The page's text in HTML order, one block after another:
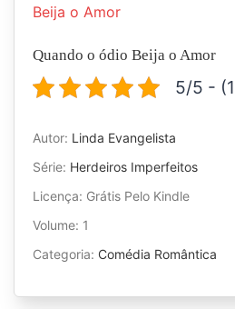
Beija o Amor
Quando o ódio Beija o Amor
5/5 -
Autor: Linda Evangelista
Série: Herdeiros Imperfeitos
Licença: Grátis Pelo Kindle
Volume: 1
Categoria: Comédia Romântica